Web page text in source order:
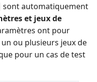
sont automatiquement
et jeux de
ont pour
ou plusieurs jeux de
pour un cas de test